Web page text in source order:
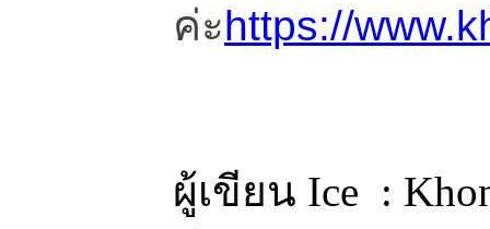
ค่ะhttps://
ผู้เขียน Ice :